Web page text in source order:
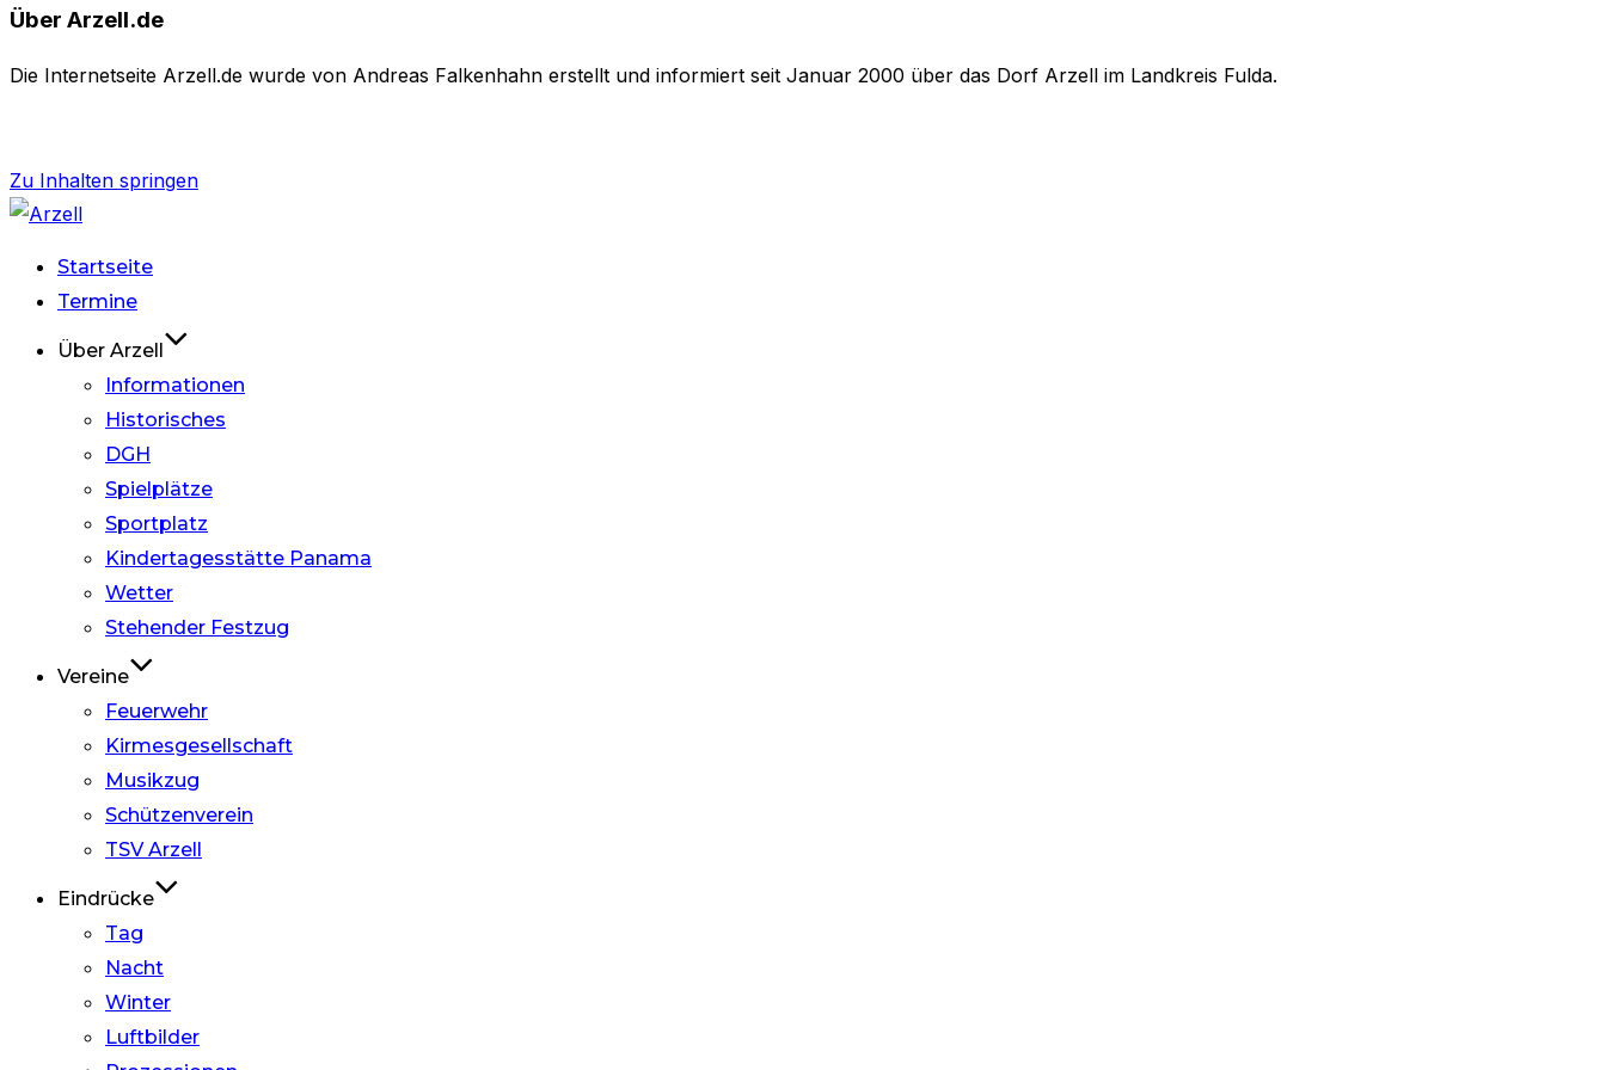
Über Arzell.de
Die Internetseite Arzell.de wurde von Andreas Falkenhahn erstellt und informiert seit Januar 2000 über das Dorf Arzell im Landkreis Fulda.
Zu Inhalten springen
Startseite
Termine
Über Arzell
Informationen
Historisches
DGH
Spielplätze
Sportplatz
Kindertagesstätte Panama
Wetter
Stehender Festzug
Vereine
Feuerwehr
Kirmesgesellschaft
Musikzug
Schützenverein
TSV Arzell
Eindrücke
Tag
Nacht
Winter
Luftbilder